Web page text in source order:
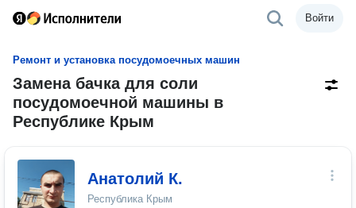
Войти
Ремонт и установка посудомоечных машин
Замена бачка для соли
посудомоечной машины в
Республике Крым
Анатолий К.
Республика Крым